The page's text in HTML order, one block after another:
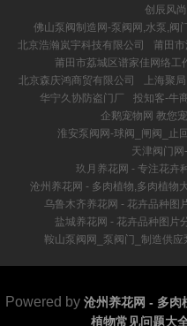
创辰风
佛山泵阀制造网-泵阀网,水泵,阀
北京浩瀚岚宇科技有限公司
莆田
莆田市荔城区谱家佳网络工
北京森庆鸿商贸有限公司
上海聚
华宁久协防盗门厂
投知客-牛
企鹅宠物网 教您
淮安泵阀网-球阀_闸阀_止
天津阀门
玖月养花网 - 专注花卉
沧州养花网 - 多肉植物,多肉植物
乌鲁木齐养花网 - 花卉品种图
盐城养花网 - 花卉品种图片
鞍山泵阀网_泵阀门_制造供应
Powered by 沧州养花网 - 多肉
植物常见问题大